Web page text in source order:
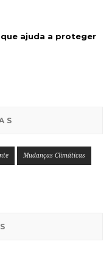
ajuda a proteger
Mudanças Climáticas